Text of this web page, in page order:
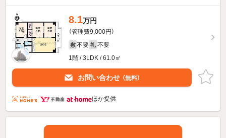
8.1万円
（管理費9,000円）
敷 不要 礼 不要
1階 / 3LDK / 61.0㎡
お問い合わせ （無料）
ほか提供